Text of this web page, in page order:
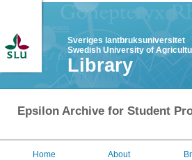
Sveriges lantbruksuniversitet
Swedish University of
Library
Epsilon Archive for Student
Home About